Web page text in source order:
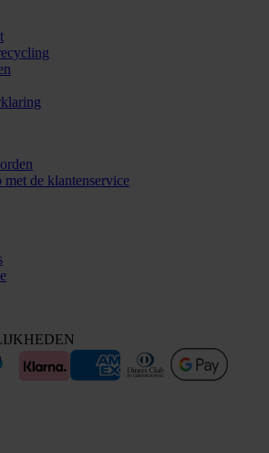
met de klantenservice